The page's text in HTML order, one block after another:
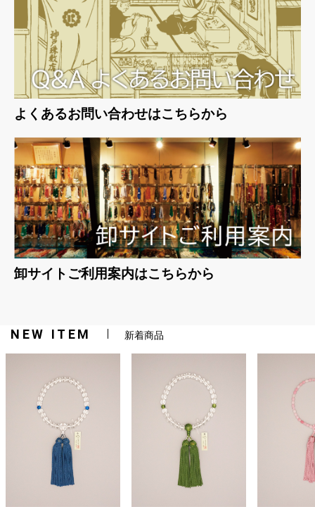
よくあるお問い合わせはこちらから
卸サイトご利用案内はこちらから
NEW ITEM 新着商品